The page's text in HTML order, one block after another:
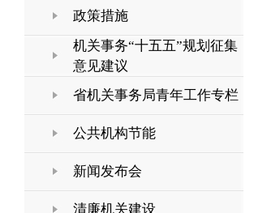
政策措施
机关事务“十五五”规划征集
意见建议
省机关事务局青年工作专栏
公共机构节能
新闻发布会
清廉机关建设